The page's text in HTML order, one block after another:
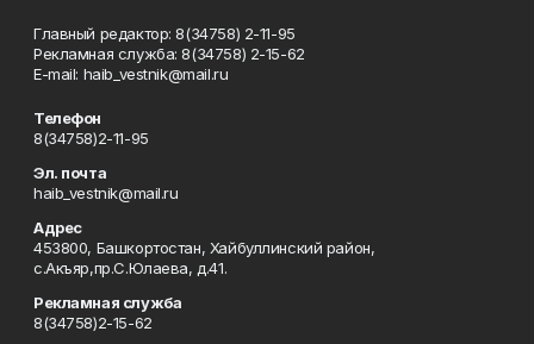
Главный редактор: 8(34758) 2-11-95
Рекламная служба: 8(34758) 2-15-62
Е-mаil: haib_vestnik@mail.ru
Телефон
8(34758)2-11-95
Эл. почта
haib_vestnik@mail.ru
Адрес
453800, Башкортостан, Хайбуллинский район,
с.Акъяр,пр.С.Юлаева, д.41.
Рекламная служба
8(34758)2-15-62